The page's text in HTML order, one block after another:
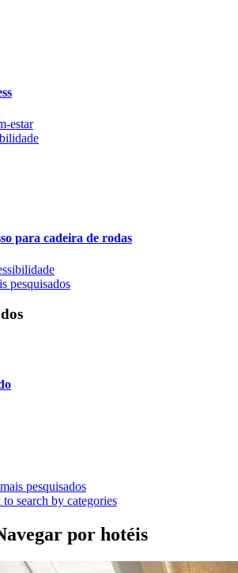
estar
para cadeira de rodas
pesquisados
pesquisados
search by categories
por hotéis